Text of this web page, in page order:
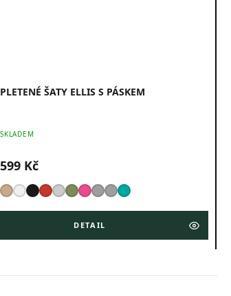
PLETENÉ ŠATY ELLIS S PÁSKEM
SKLADEM
599 Kč
DETAIL